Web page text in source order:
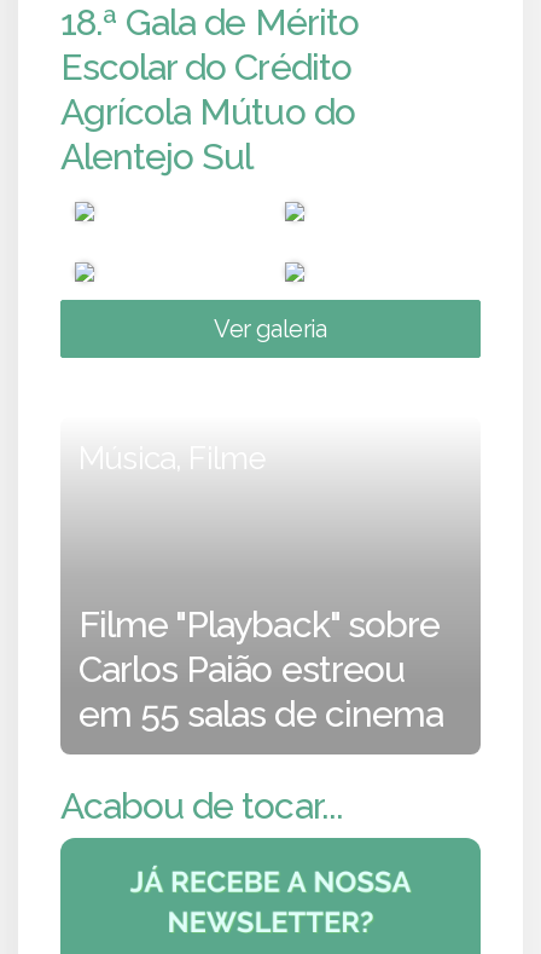
18.ª Gala de Mérito
Escolar do Crédito
Agrícola Mútuo do
Alentejo Sul
Ver galeria
Música, Filme
Filme "Playback" sobre
Carlos Paião estreou
em 55 salas de cinema
Acabou de tocar...